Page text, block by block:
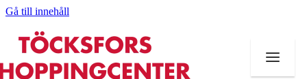
Gå till innehåll